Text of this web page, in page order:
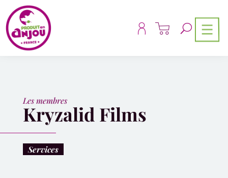
Les membres
Kryzalid Films
Services
Panneau de gestion des cookies